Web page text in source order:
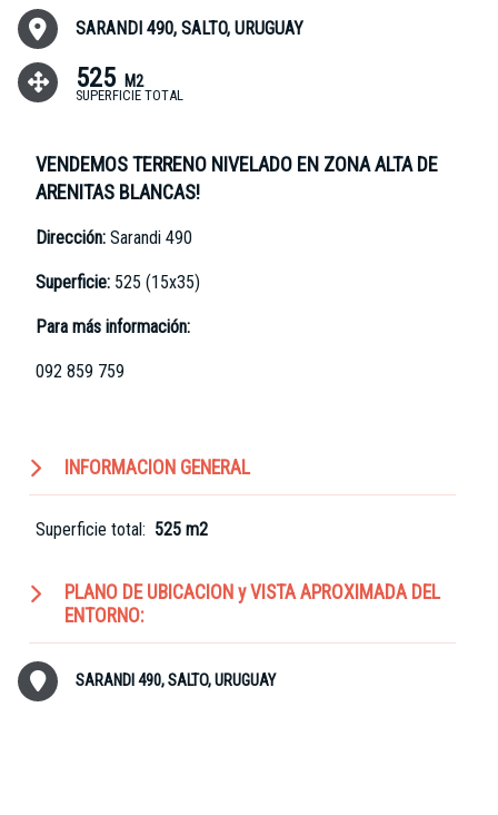
SARANDI 490, SALTO, URUGUAY
525 M2
SUPERFICIE TOTAL
VENDEMOS TERRENO NIVELADO EN ZONA ALTA DE
ARENITAS BLANCAS!
Dirección: Sarandi 490
Superficie: 525 (15x35)
Para más información:
092 859 759
INFORMACION GENERAL
Superficie total: 525 m2
PLANO DE UBICACION y VISTA APROXIMADA DEL
ENTORNO:
SARANDI 490, SALTO, URUGUAY